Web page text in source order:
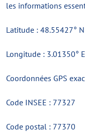
les informations
Latitude : 48.55427° N
Longitude : 3.01350° E
Coordonnées GPS
Code INSEE : 77327
Code postal : 77370